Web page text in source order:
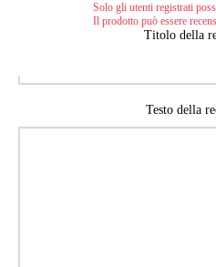
Solo gli utenti registrati
Il prodotto può essere
Titolo della
Testo della